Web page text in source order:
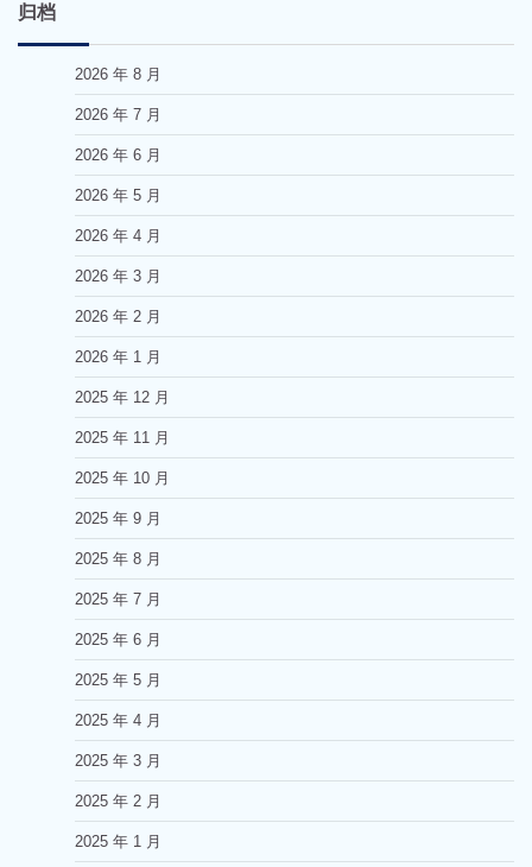
归档
2026 年 8 月
2026 年 7 月
2026 年 6 月
2026 年 5 月
2026 年 4 月
2026 年 3 月
2026 年 2 月
2026 年 1 月
2025 年 12 月
2025 年 11 月
2025 年 10 月
2025 年 9 月
2025 年 8 月
2025 年 7 月
2025 年 6 月
2025 年 5 月
2025 年 4 月
2025 年 3 月
2025 年 2 月
2025 年 1 月